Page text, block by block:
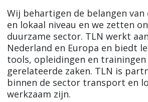
Wij behartigen de belangen
en lokaal niveau en we zetten
duurzame sector. TLN werkt
Nederland en Europa en biedt
tools, opleidingen en
gerelateerde zaken. TLN is
binnen de sector transport en
werkzaam zijn.